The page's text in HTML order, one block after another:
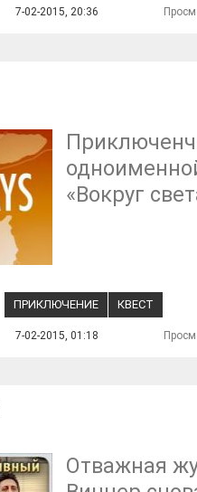
7-02-2015, 20:36
«Вокруг
ПРИКЛЮЧЕНИЕ КВЕСТ
7-02-2015, 01:18
Отважная